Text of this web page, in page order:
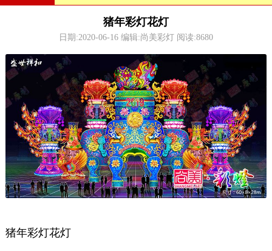
猪年彩灯花灯
日期:2020-06-16 编辑:尚美彩灯 阅读:8680
猪年彩灯花灯